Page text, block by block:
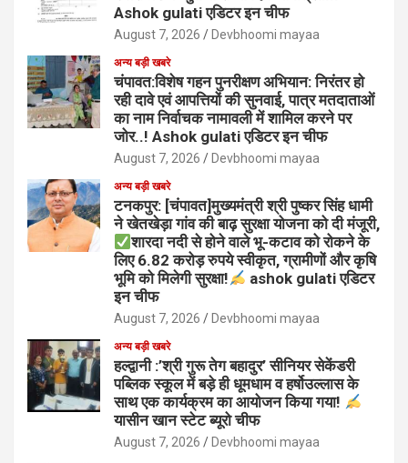
Ashok gulati एडिटर इन चीफ
August 7, 2026 Devbhoomi mayaa
अन्य बड़ी खबरे
चंपावत:विशेष गहन पुनरीक्षण अभियान: निरंतर हो
रही दावे एवं आपत्तियों की सुनवाई, पात्र मतदाताओं
का नाम निर्वाचक नामावली में शामिल करने पर
जोर..! Ashok gulati एडिटर इन चीफ
August 7, 2026 Devbhoomi mayaa
अन्य बड़ी खबरे
टनकपुर: [चंपावत]मुख्यमंत्री श्री पुष्कर सिंह धामी
ने खेतखेड़ा गांव की बाढ़ सुरक्षा योजना को दी मंजूरी,
शारदा नदी से होने वाले भू-कटाव को रोकने के
लिए 6.82 करोड़ रुपये स्वीकृत, ग्रामीणों और कृषि
भूमि को मिलेगी सुरक्षा!
ashok gulati एडिटर
इन चीफ
August 7, 2026 Devbhoomi mayaa
अन्य बड़ी खबरे
हल्द्वानी :’श्री गुरू तेग बहादुर’ सीनियर सेकेंडरी
पब्लिक स्कूल में बड़े ही धूमधाम व हर्षोउल्लास के
साथ एक कार्यक्रम का आयोजन किया गया!
यासीन खान स्टेट ब्यूरो चीफ
August 7, 2026 Devbhoomi mayaa